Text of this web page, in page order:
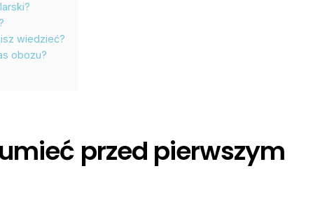
wiedzieć?
obozu?
przed pierwszym